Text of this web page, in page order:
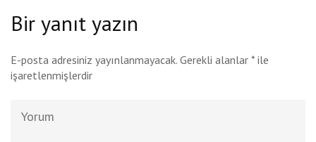
Bir yanıt yazın
E-posta adresiniz yayınlanmayacak. Gerekli alanlar * ile
işaretlenmişlerdir